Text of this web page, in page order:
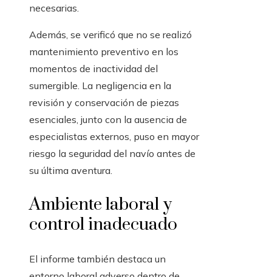
necesarias.
Además, se verificó que no se realizó
mantenimiento preventivo en los
momentos de inactividad del
sumergible. La negligencia en la
revisión y conservación de piezas
esenciales, junto con la ausencia de
especialistas externos, puso en mayor
riesgo la seguridad del navío antes de
su última aventura.
Ambiente laboral y
control inadecuado
El informe también destaca un